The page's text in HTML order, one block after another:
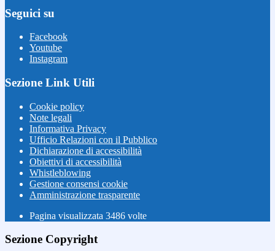
Seguici su
Facebook
Youtube
Instagram
Sezione Link Utili
Cookie policy
Note legali
Informativa Privacy
Ufficio Relazioni con il Pubblico
Dichiarazione di accessibilità
Obiettivi di accessibilità
Whistleblowing
Gestione consensi cookie
Amministrazione trasparente
Pagina visualizzata 3486 volte
Sezione Copyright